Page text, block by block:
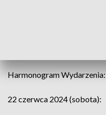
Harmonogram Wydarzenia:
22 czerwca 2024 (sobota):